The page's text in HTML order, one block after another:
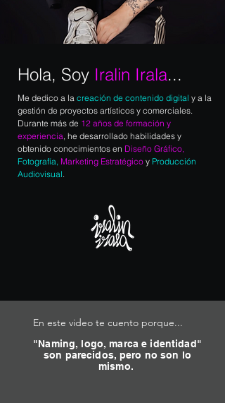
Hola, Soy Iralin Irala...
Me dedico a la creación de contenido digital y a la
gestión de proyectos artísticos y comerciales.
Durante más de 12 años de formación y
experiencia, he desarrollado habilidades y
obtenido conocimientos en Diseño Gráfico,
Fotografía, Marketing Estratégico y Producción
Audiovisual.
En este video te cuento porque...
"Naming, logo, marca e identidad"
son parecidos, pero no son lo
mismo.